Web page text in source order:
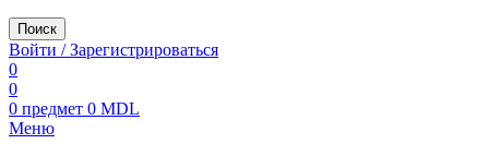
Поиск
Войти / Зарегистрироваться
0
0
0 предмет 0 MDL
Меню